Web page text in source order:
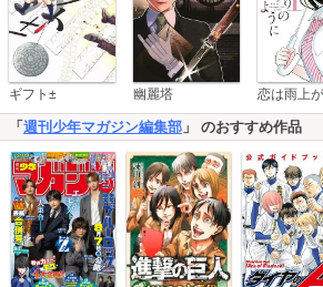
ギフト± 幽麗塔
「 週刊少年マガジン編集部 」 のおすすめ作品